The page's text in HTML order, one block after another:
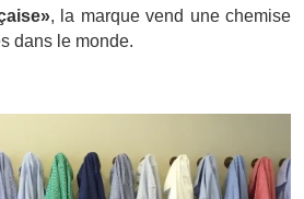
, la marque vend une chemise
dans le monde.